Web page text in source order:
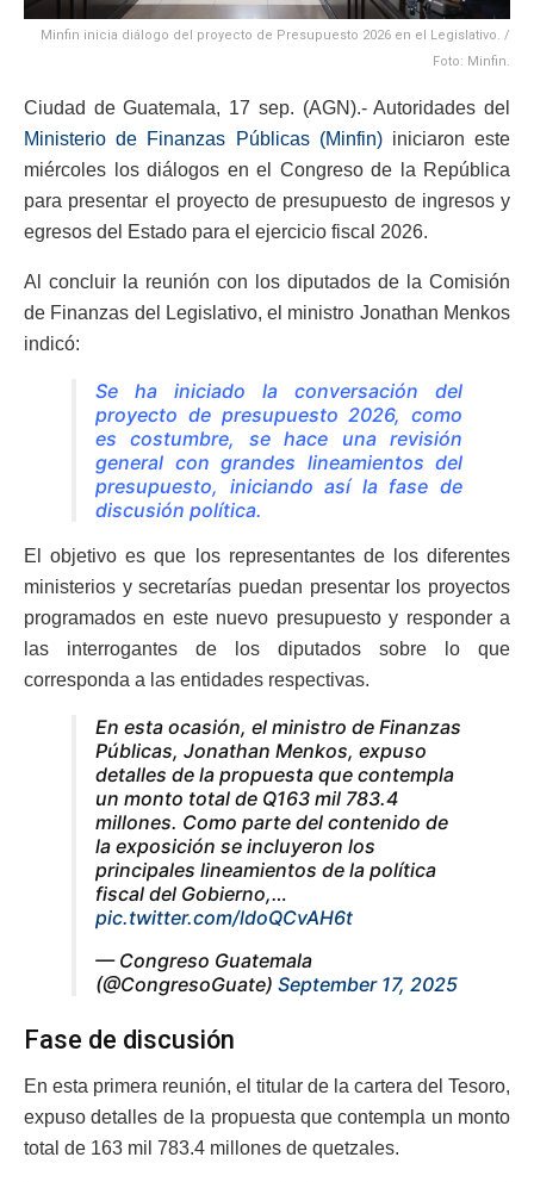
Minfin inicia diálogo del proyecto de Presupuesto 2026 en el Legislativo. /
Foto: Minfin.
Ciudad de Guatemala, 17 sep. (AGN).- Autoridades del
Ministerio de Finanzas Públicas (Minfin)iniciaron este
miércoles los diálogos en el Congreso de la República
para presentar el proyecto de presupuesto de ingresos y
egresos del Estado para el ejercicio fiscal 2026.
Al concluir la reunión con los diputados de la Comisión
de Finanzas del Legislativo, el ministro Jonathan Menkos
indicó:
Se ha iniciado la conversación del
proyecto de presupuesto 2026, como
es costumbre, se hace una revisión
general con grandes lineamientos del
presupuesto, iniciando así la fase de
discusión política.
El objetivo es que los representantes de los diferentes
ministerios y secretarías puedan presentar los proyectos
programados en este nuevo presupuesto y responder a
las interrogantes de los diputados sobre lo que
corresponda a las entidades respectivas.
En esta ocasión, el ministro de Finanzas
Públicas, Jonathan Menkos, expuso
detalles de la propuesta que contempla
un monto total de Q163 mil 783.4
millones. Como parte del contenido de
la exposición se incluyeron los
principales lineamientos de la política
fiscal del Gobierno,…
pic.twitter.com/ldoQCvAH6t
— Congreso Guatemala
(@CongresoGuate) September 17, 2025
Fase de discusión
En esta primera reunión, el titular de la cartera del Tesoro,
expuso detalles de la propuesta que contempla un monto
total de 163 mil 783.4 millones de quetzales.